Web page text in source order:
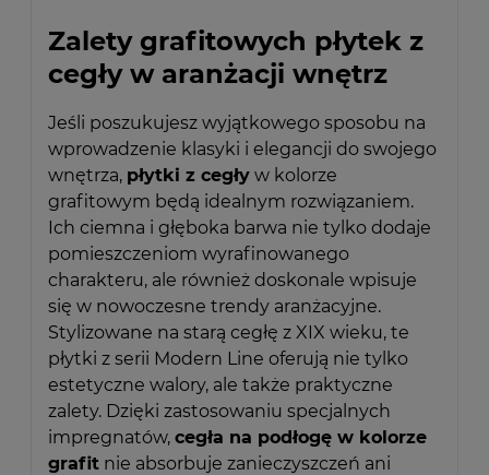
Zalety grafitowych płytek z
cegły w aranżacji wnętrz
Jeśli poszukujesz wyjątkowego sposobu na
wprowadzenie klasyki i elegancji do swojego
wnętrza, płytki z cegły w kolorze
grafitowym będą idealnym rozwiązaniem.
Ich ciemna i głęboka barwa nie tylko dodaje
pomieszczeniom wyrafinowanego
charakteru, ale również doskonale wpisuje
się w nowoczesne trendy aranżacyjne.
Stylizowane na starą cegłę z XIX wieku, te
płytki z serii Modern Line oferują nie tylko
estetyczne walory, ale także praktyczne
zalety. Dzięki zastosowaniu specjalnych
impregnatów, cegła na podłogę w kolorze
grafit nie absorbuje zanieczyszczeń ani